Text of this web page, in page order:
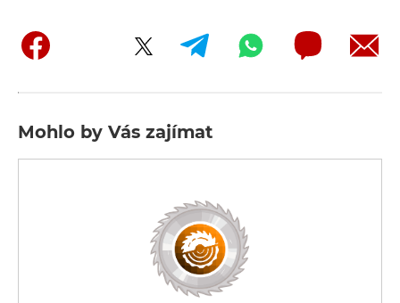
Mohlo by Vás zajímat